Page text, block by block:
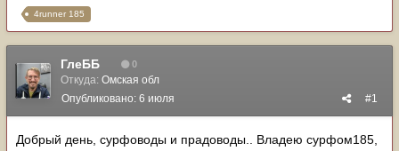
4runner 185
ГлеББ 0
Откуда: Омская обл
#1
Опубликовано: 6 июля
Добрый день, сурфоводы и прадоводы.. Владею сурфом185,